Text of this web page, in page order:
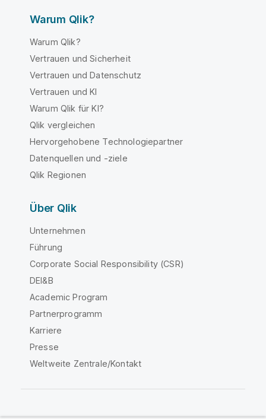
Warum Qlik?
Warum Qlik?
Vertrauen und Sicherheit
Vertrauen und Datenschutz
Vertrauen und KI
Warum Qlik für KI?
Qlik vergleichen
Hervorgehobene Technologiepartner
Datenquellen und -ziele
Qlik Regionen
Über Qlik
Unternehmen
Führung
Corporate Social Responsibility (CSR)
DEI&B
Academic Program
Partnerprogramm
Karriere
Presse
Weltweite Zentrale/Kontakt